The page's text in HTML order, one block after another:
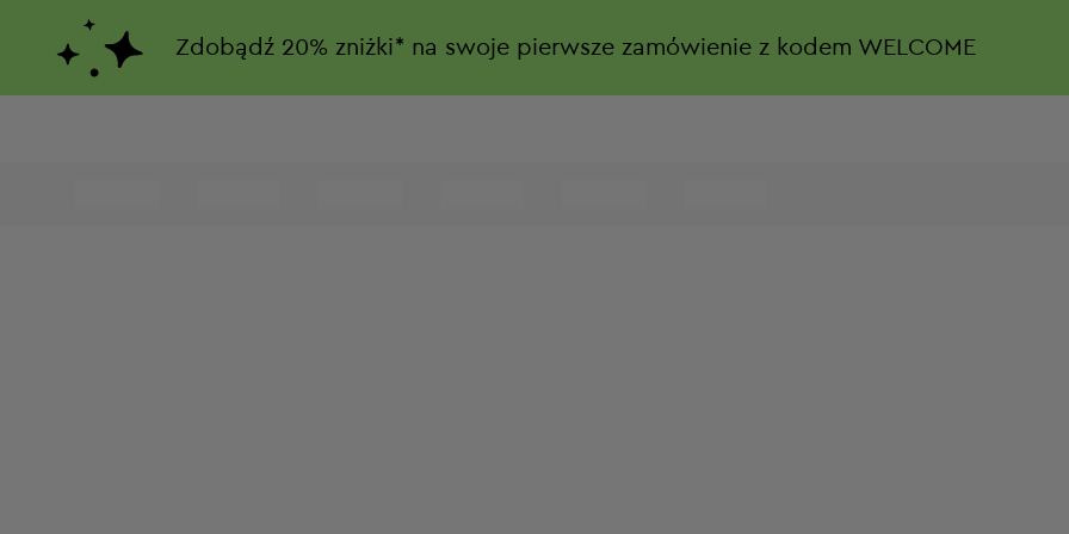
Zdobądź 20% zniżki* na swoje pierwsze zamówienie z kodem WELCOME